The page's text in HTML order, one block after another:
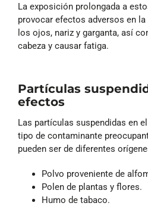
La exposición prolongada a
provocar efectos adversos en
los ojos, nariz y garganta, así
cabeza y causar fatiga.
Partículas
efectos
Las partículas suspendidas en
tipo de contaminante
pueden ser de diferentes
Polvo proveniente de
Polen de plantas y flores.
Humo de tabaco.